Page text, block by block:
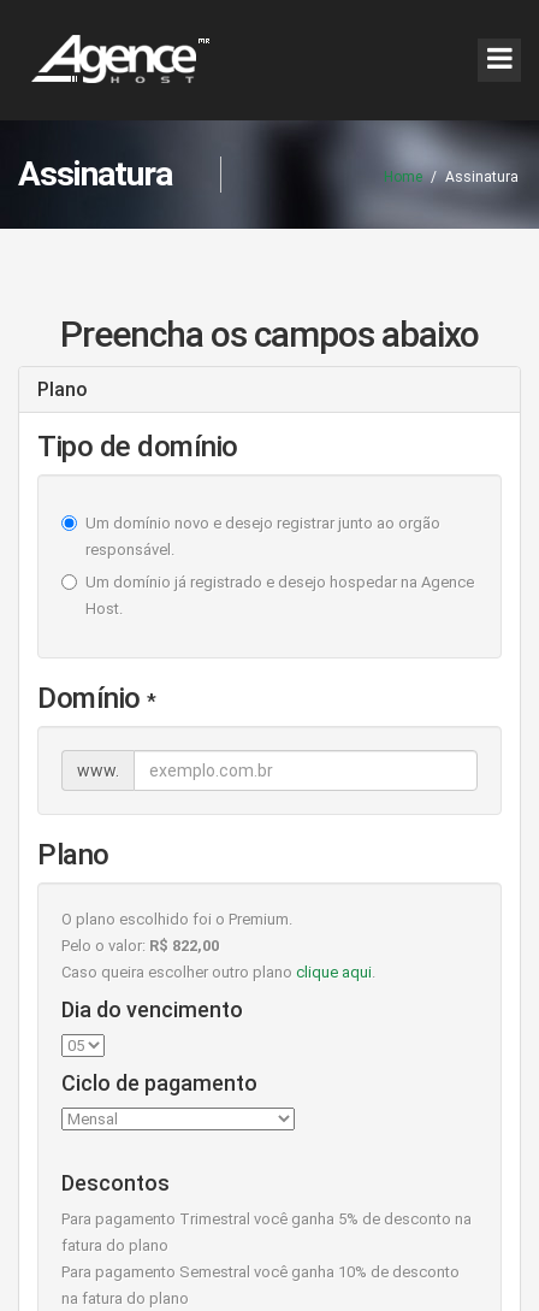
Assinatura Home / Assinatura
Preencha os campos abaixo
Plano
Tipo de domínio
Um domínio novo e desejo registrar junto ao orgão
responsável.
Um domínio já registrado e desejo hospedar na Agence
Host.
Domínio *
www.
Plano
O plano escolhido foi o Premium.
Pelo o valor: R$ 822,00
Caso queira escolher outro plano clique aqui.
Dia do vencimento
Ciclo de pagamento
Descontos
Para pagamento Trimestral você ganha 5% de desconto na
fatura do plano
Para pagamento Semestral você ganha 10% de desconto
na fatura do plano